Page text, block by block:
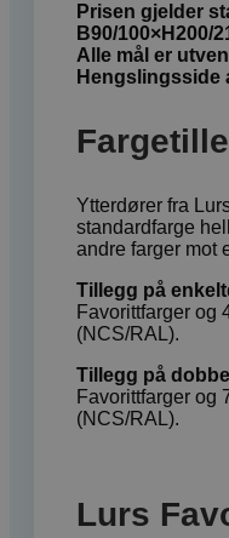
Prisen gjelder
B90/100×H200/
Alle mål er
Hengslingsside
Ytterdører fra
standardfarge
andre farger mot
Tillegg på
Favorittfarger og
(NCS/RAL).
Tillegg på
Favorittfarger og
(NCS/RAL).
Lurs